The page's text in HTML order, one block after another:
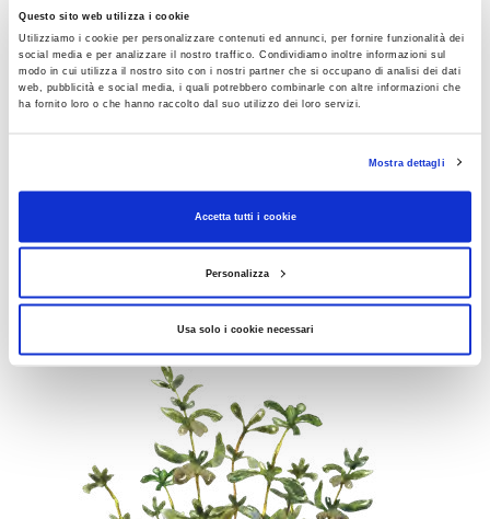
Questo sito web utilizza i cookie
Utilizziamo i cookie per personalizzare contenuti ed annunci, per fornire funzionalità dei
social media e per analizzare il nostro traffico. Condividiamo inoltre informazioni sul
modo in cui utilizza il nostro sito con i nostri partner che si occupano di analisi dei dati
web, pubblicità e social media, i quali potrebbero combinarle con altre informazioni che
ha fornito loro o che hanno raccolto dal suo utilizzo dei loro servizi.
Mostra dettagli
Accetta tutti i cookie
Personalizza
Usa solo i cookie necessari
Timo
Ideale per essere essiccato, il timo funziona su tutto, dalla
pasta al pollo, e non disdegna i dolci. La sua nota floreale è
gustosissima nelle torte al limone e mandorle: se vuoi
Stimola le difese, contrasta i radicali liberi e
l’invecchiamento, favorisce la digestione, aiuta in caso di
ritenzione idrica, è efficace contro l’acne.